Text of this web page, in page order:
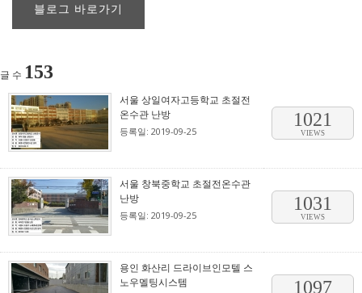
블로그 바로가기
글 수 153
서울 상일여자고등학교 초절전
온수관 난방
등록일: 2019-09-25
1021
VIEWS
서울 창북중학교 초절전온수관
난방
등록일: 2019-09-25
1031
VIEWS
용인 화산리 드라이브인모텔 스
노우멜팅시스템
1097